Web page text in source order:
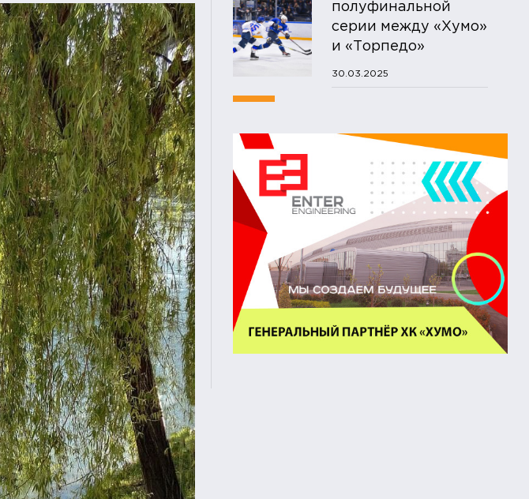
полуфинальной
серии между «Хумо»
и «Торпедо»
30.03.2025